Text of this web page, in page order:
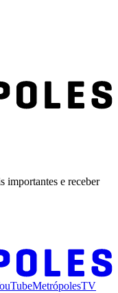
importantes e receber
MetrópolesTV